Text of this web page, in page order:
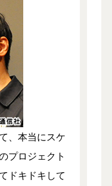
、本当にスケ
プロジェクト
ドキドキして